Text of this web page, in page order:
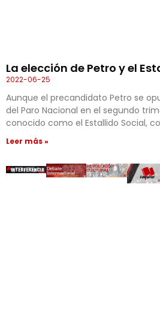
La elección de Petro y el
2022-06-25
Aunque el precandidato Petro se
del Paro Nacional en el segundo
conocido como el Estallido Social,
Leer más »